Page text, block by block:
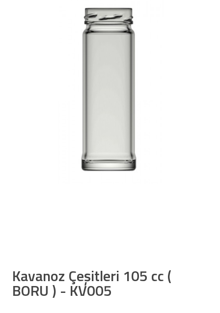
Kavanoz Çeşitleri 105 cc (
BORU ) - KV005